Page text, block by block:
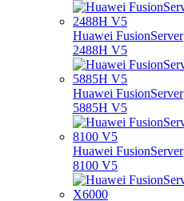
Huawei FusionServer
2488H V5
Huawei FusionServer
5885H V5
Huawei FusionServer
8100 V5